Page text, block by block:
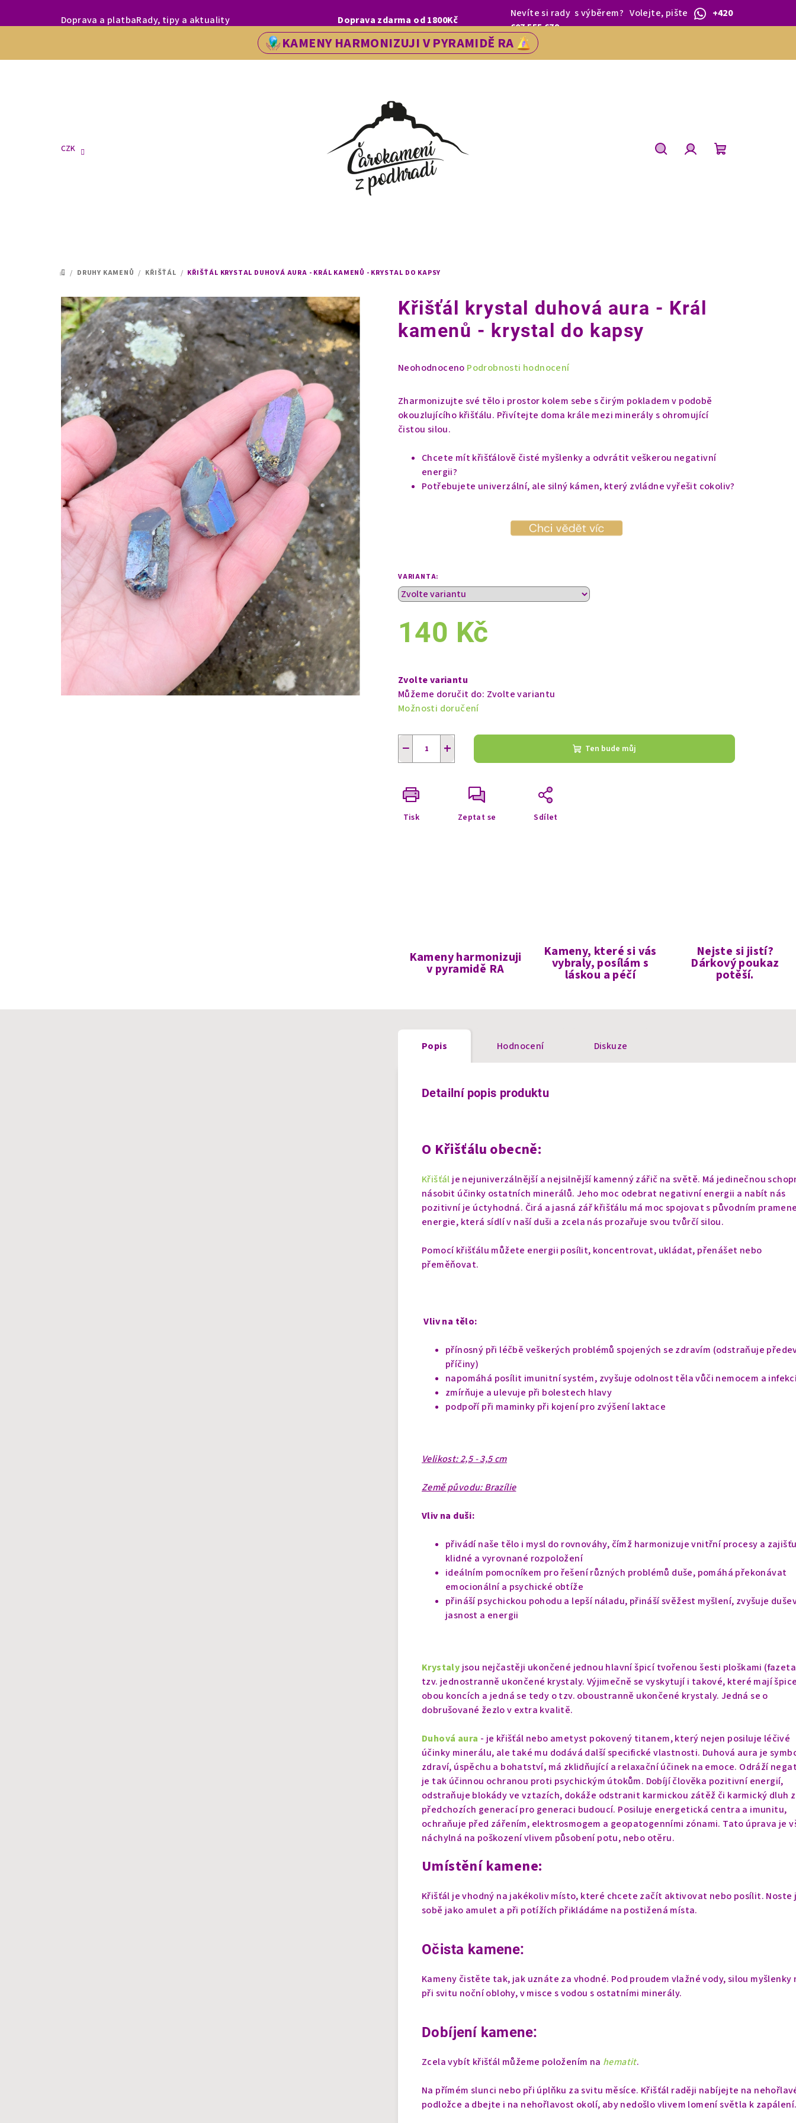
MILÍ ZÁKAZNÍCI, LETOS SE NA VÁS V NAŠÍ PRODEJNĚ V ŘEDHOŠTI BUDEME TĚŠIT OD 1.BŘEZNA.
Doprava a platbaRady, tipy a aktuality Doprava zdarma od 1800Kč
Nevíte si rady s výběrem?Volejte, pište
+420
607 555 679
KAMENY HARMONIZUJI V PYRAMIDĚ RA
CZK
DOMŮ
/ DRUHY KAMENŮ / KŘIŠŤÁL / KŘIŠŤÁL KRYSTAL DUHOVÁ AURA - KRÁL KAMENŮ - KRYSTAL DO KAPSY
Křišťál krystal duhová aura - Král
kamenů - krystal do kapsy
Průměrné
produktu
je
0,0
Neohodnoceno Podrobnosti hodnocení
Zharmonizujte své tělo i prostor kolem sebe s čirým pokladem v podobě
okouzlujícího křišťálu. Přivítejte doma krále mezi minerály s ohromující
čistou silou.
Chcete mít křišťálově čisté myšlenky a odvrátit veškerou negativní
energii?
Potřebujete univerzální, ale silný kámen, který zvládne vyřešit cokoliv?
VARIANTA:
140 Kč
cena:
Zvolte variantu
Můžeme doručit do: Zvolte variantu
Možnosti doručení
+
− Ten bude můj
Tisk Zeptat se Sdílet
Kameny harmonizuji
v pyramidě RA
Kameny, které si vás
vybraly, posílám s
láskou a péčí
Nejste si jistí?
Dárkový poukaz
potěší.
Popis Hodnocení Diskuze
Detailní popis produktu
O Křišťálu obecně:
Křišťál je nejuniverzálnější a nejsilnější kamenný zářič na světě. Má jedinečnou
násobit účinky ostatních minerálů. Jeho moc odebrat negativní energii a nabít nás
pozitivní je úctyhodná. Čirá a jasná zář křišťálu má moc spojovat s původním
energie, která sídlí v naší duši a zcela nás prozařuje svou tvůrčí silou.
Pomocí křišťálu můžete energii posílit, koncentrovat, ukládat, přenášet nebo
přeměňovat.
Vliv na tělo:
přínosný při léčbě veškerých problémů spojených se zdravím (odstraňuje
příčiny)
napomáhá posílit imunitní systém, zvyšuje odolnost těla vůči nemocem a
zmírňuje a ulevuje při bolestech hlavy
podpoří při maminky při kojení pro zvýšení laktace
Velikost: 2,5 - 3,5 cm
Země původu: Brazílie
Vliv na duši:
přivádí naše tělo i mysl do rovnováhy, čímž harmonizuje vnitřní procesy a
klidné a vyrovnané rozpoložení
ideálním pomocníkem pro řešení různých problémů duše, pomáhá překonávat
emocionální a psychické obtíže
přináší psychickou pohodu a lepší náladu, přináší svěžest myšlení, zvyšuje
jasnost a energii
Krystaly jsou nejčastěji ukončené jednou hlavní špicí tvořenou šesti ploškami
tzv. jednostranně ukončené krystaly. Výjimečně se vyskytují i takové, které mají
obou koncích a jedná se tedy o tzv. oboustranně ukončené krystaly. Jedná se o
dobrušované žezlo v extra kvalitě.
Duhová aura - je křišťál nebo ametyst pokovený titanem, který nejen posiluje léčivé
účinky minerálu, ale také mu dodává další specifické vlastnosti. Duhová aura je
zdraví, úspěchu a bohatství, má zklidňující a relaxační účinek na emoce. Odráží
je tak účinnou ochranou proti psychickým útokům. Dobíjí člověka pozitivní energií,
odstraňuje blokády ve vztazích, dokáže odstranit karmickou zátěž či karmický dluh z
předchozích generací pro generaci budoucí. Posiluje energetická centra a imunitu,
ochraňuje před zářením, elektrosmogem a geopatogenními zónami. Tato úprava je
náchylná na poškození vlivem působení potu, nebo otěru.
Umístění kamene:
Křišťál je vhodný na jakékoliv místo, které chcete začít aktivovat nebo posílit. Noste
sobě jako amulet a při potížích přikládáme na postižená místa.
Očista kamene:
Kameny čistěte tak, jak uznáte za vhodné. Pod proudem vlažné vody, silou myšlenky
při svitu noční oblohy, v misce s vodou s ostatními minerály.
Dobíjení kamene:
Zcela vybít křišťál můžeme položením na hematit.
Na přímém slunci nebo při úplňku za svitu měsíce. Křišťál raději nabíjejte na
podložce a dbejte i na nehořlavost okolí, aby nedošlo vlivem lomení světla k